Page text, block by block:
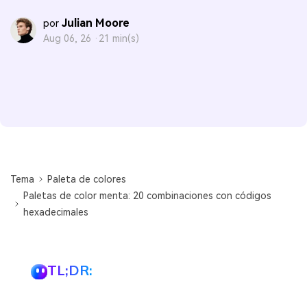
por Julian Moore
Aug 06, 26 · 21 min(s)
Tema
Paleta de colores
Paletas de color menta: 20 combinaciones con códigos
hexadecimales
TL;DR: